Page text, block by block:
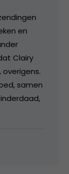
en
Clairy
overigens.
samen